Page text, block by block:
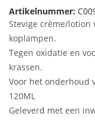
Artikelnummer:
Stevige crème/
koplampen.
Tegen oxidatie en
krassen.
Voor het onderhoud
120ML
Geleverd met een